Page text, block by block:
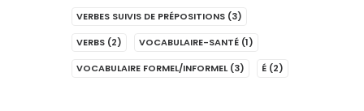
VERBES SUIVIS DE PRÉPOSITIONS (3)
VERBS (2) VOCABULAIRE-SANTÉ (1)
VOCABULAIRE FORMEL/INFORMEL (3) É (2)